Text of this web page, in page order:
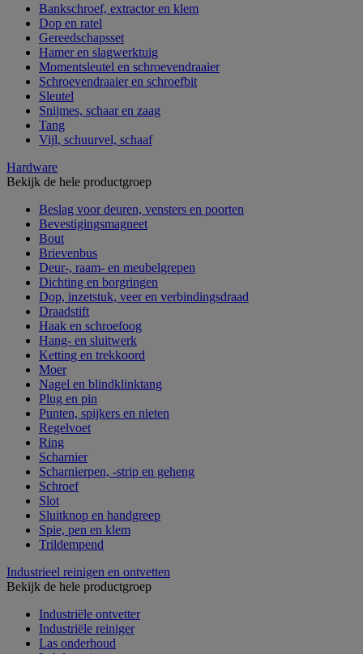
Bankschroef, extractor en klem
Dop en ratel
Gereedschapsset
Hamer en slagwerktuig
Momentsleutel en schroevendraaier
Schroevendraaier en schroefbit
Sleutel
Snijmes, schaar en zaag
Tang
Vijl, schuurvel, schaaf
Hardware
Bekijk de hele productgroep
Beslag voor deuren, vensters en poorten
Bevestigingsmagneet
Bout
Brievenbus
Deur-, raam- en meubelgrepen
Dichting en borgringen
Dop, inzetstuk, veer en verbindingsdraad
Draadstift
Haak en schroefoog
Hang- en sluitwerk
Ketting en trekkoord
Moer
Nagel en blindklinktang
Plug en pin
Punten, spijkers en nieten
Regelvoet
Ring
Scharnier
Scharnierpen, -strip en geheng
Schroef
Slot
Sluitknop en handgreep
Spie, pen en klem
Trildempend
Industrieel reinigen en ontvetten
Bekijk de hele productgroep
Industriële ontvetter
Industriële reiniger
Las onderhoud